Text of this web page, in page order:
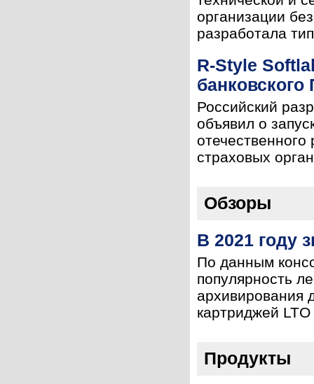
организации
разработала
R-Style
банковского
Российский
объявил о
страховых
Обзоры
В 2021 году
По данным
популярность
архивирования
картриджей
Продукты